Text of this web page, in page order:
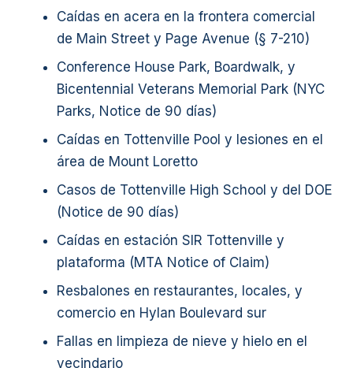
Caídas en acera en la frontera comercial
de Main Street y Page Avenue (§ 7-210)
Conference House Park, Boardwalk, y
Bicentennial Veterans Memorial Park (NYC
Parks, Notice de 90 días)
Caídas en Tottenville Pool y lesiones en el
área de Mount Loretto
Casos de Tottenville High School y del DOE
(Notice de 90 días)
Caídas en estación SIR Tottenville y
plataforma (MTA Notice of Claim)
Resbalones en restaurantes, locales, y
comercio en Hylan Boulevard sur
Fallas en limpieza de nieve y hielo en el
vecindario